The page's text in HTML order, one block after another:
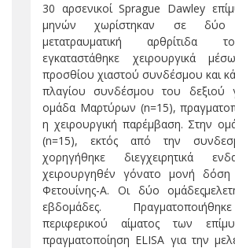
30 αρσενικοί Sprague Dawley
μηνών χωρίστηκαν σε
μετατραυματική αρθρίτιδα
εγκαταστάθηκε χειρουργικά
προσθίου χιαστού συνδέσμου και
πλαγίου συνδέσμου του δεξιού
ομάδα Μαρτύρων (n=15),
η χειρουργική παρέμβαση. Στην
(n=15), εκτός από την
χορηγήθηκε διεγχειρητικά
χειρουργηθέν γόνατο μονή
Φετουίνης-Α. Οι δύο
εβδομάδες.
περιφερικού αίματος των
πραγματοποίηση ELISA για την